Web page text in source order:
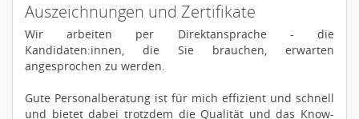
Auszeichnungen und Zertifikate
Wir arbeiten per Direktansprache - die
Kandidaten:innen, die Sie brauchen, erwarten
angesprochen zu werden.
Gute Personalberatung ist für mich effizient und schnell
und bietet dabei trotzdem die Qualität und das Know-